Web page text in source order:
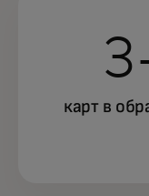
карт в